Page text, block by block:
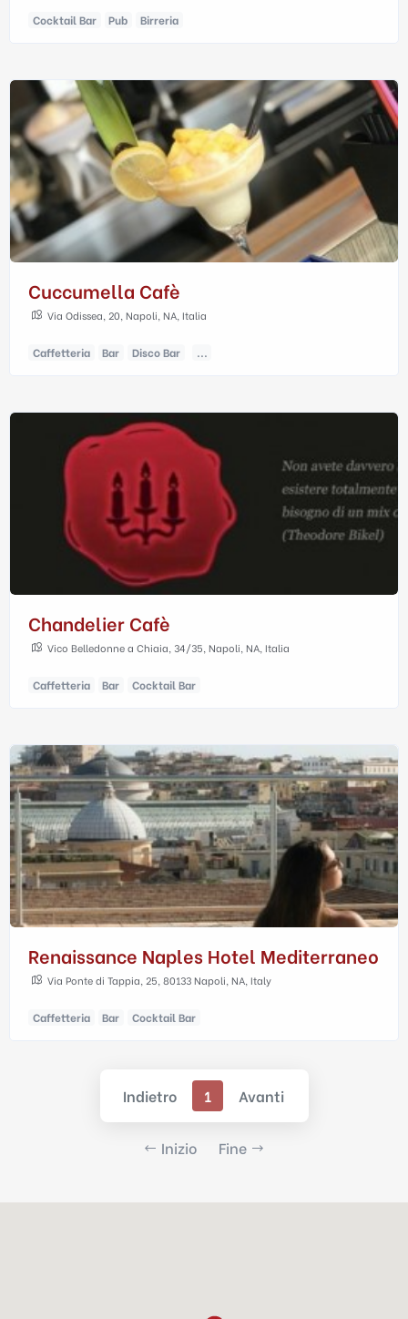
Cocktail Bar Pub Birreria
Cuccumella Cafè
Via Odissea, 20, Napoli, NA, Italia
Caffetteria Bar Disco Bar ...
Chandelier Cafè
Vico Belledonne a Chiaia, 34/35, Napoli, NA, Italia
Caffetteria Bar Cocktail Bar
Renaissance Naples Hotel Mediterraneo
Via Ponte di Tappia, 25, 80133 Napoli, NA, Italy
Caffetteria Bar Cocktail Bar
Indietro 1 Avanti
Inizio Fine